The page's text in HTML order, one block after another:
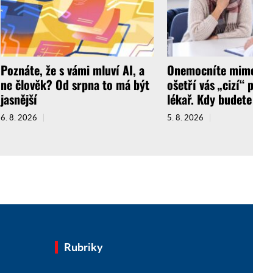
Poznáte, že s vámi mluví AI, a
ne člověk? Od srpna to má být
jasnější
6. 8. 2026
Onemocníte
ošetří vás „cizí“
lékař. Kdy
5. 8. 2026
Rubriky